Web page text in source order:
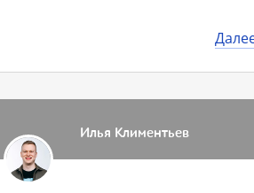
Илья Климентьев